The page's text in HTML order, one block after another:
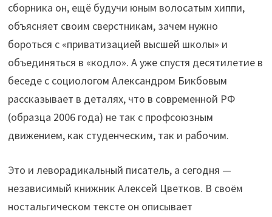
сборника он, ещё будучи юным волосатым хиппи,
объясняет своим сверстникам, зачем нужно
бороться с «приватизацией высшей школы» и
объединяться в «кодло». А уже спустя десятилетие в
беседе с социологом Александром Бикбовым
рассказывает в деталях, что в современной РФ
(образца 2006 года) не так с профсоюзным
движением, как студенческим, так и рабочим.
Это и леворадикальный писатель, а сегодня —
независимый книжник Алексей Цветков. В своём
ностальгическом тексте он описывает